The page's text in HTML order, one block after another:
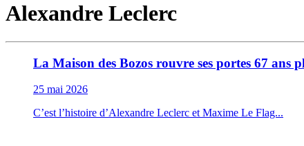
Alexandre Leclerc
La Maison des Bozos rouvre ses portes 67 ans
25 mai 2026
C’est l’histoire d’Alexandre Leclerc et Maxime Le Flag...